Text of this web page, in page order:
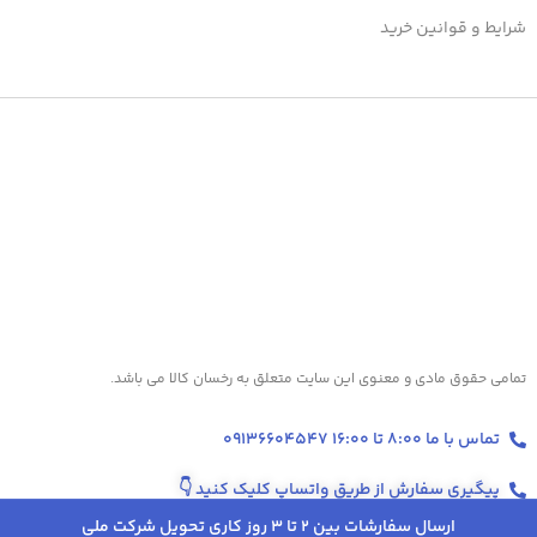
ارسال سفارشات بین 2 تا 3 روز کاری تحویل شرکت ملی
شرایط و قوانین خرید
تمامی حقوق مادی و معنوی این سایت متعلق به رخسان کالا می باشد.
تماس با ما 8:00 تا 16:00 09136604547
پیگیری سفارش از طریق واتساپ کلیک کنید👇